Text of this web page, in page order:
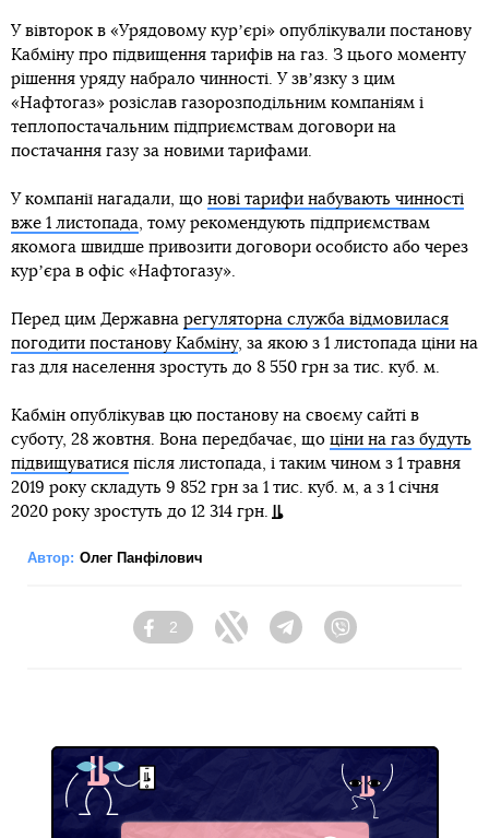
У вівторок в «Урядовому курʼєрі» опублікували постанову
Кабміну про підвищення тарифів на газ. З цього моменту
рішення уряду набрало чинності. У звʼязку з цим
«Нафтогаз» розіслав газорозподільним компаніям і
теплопостачальним підприємствам договори на
постачання газу за новими тарифами.
У компанії нагадали, що нові тарифи набувають чинності
вже 1 листопада, тому рекомендують підприємствам
якомога швидше привозити договори особисто або через
курʼєра в офіс «Нафтогазу».
Перед цим Державна регуляторна служба відмовилася
погодити постанову Кабміну, за якою з 1 листопада ціни на
газ для населення зростуть до 8 550 грн за тис. куб. м.
Кабмін опублікував цю постанову на своєму сайті в
суботу, 28 жовтня. Вона передбачає, що ціни на газ будуть
підвищуватися після листопада, і таким чином з 1 травня
2019 року складуть 9 852 грн за 1 тис. куб. м, а з 1 січня
2020 року зростуть до 12 314 грн.
Автор: Олег Панфілович
Facebook
2
Twitter Telegram